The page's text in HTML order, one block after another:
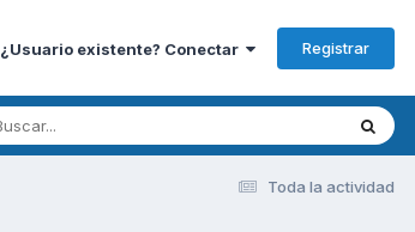
¿Usuario existente? Conectar Registrar
Toda la actividad